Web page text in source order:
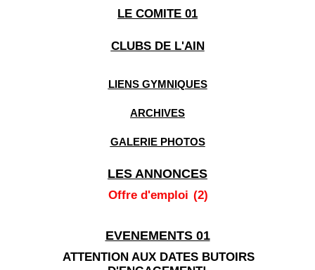
RESULTATS: Coupe de l'Ain & Tournoi 1 GAF et GAM à
Viriat
LE COMITE 01
CLUBS DE L'AIN
LIENS GYMNIQUES
ARCHIVES
GALERIE PHOTOS
LES ANNONCES
Offre d'emploi (2)
EVENEMENTS 01
ATTENTION AUX DATES BUTOIRS